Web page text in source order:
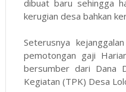
dibuat baru sehingga
kerugian desa bahkan
Seterusnya
pemotongan gaji
bersumber dari Dana
Kegiatan (TPK) Desa